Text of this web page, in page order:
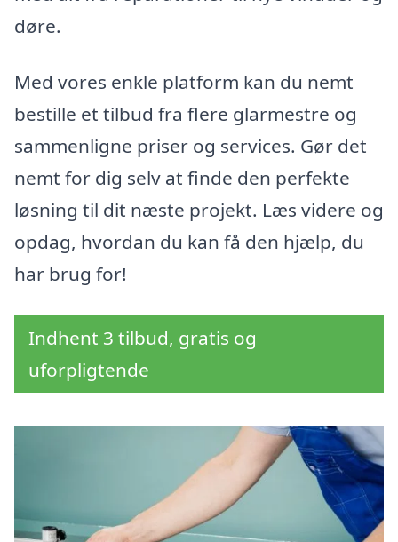
døre.
Med vores enkle platform kan du nemt
bestille et tilbud fra flere glarmestre og
sammenligne priser og services. Gør det
nemt for dig selv at finde den perfekte
løsning til dit næste projekt. Læs videre og
opdag, hvordan du kan få den hjælp, du
har brug for!
Indhent 3 tilbud, gratis og
uforpligtende